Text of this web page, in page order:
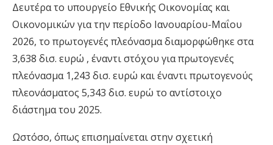
Δευτέρα το υπουργείο Εθνικής Οικονομίας και
Οικονομικών για την περίοδο Ιανουαρίου-Μαΐου
2026, το πρωτογενές πλεόνασμα διαμορφώθηκε στα
3,638 δισ. ευρώ , έναντι στόχου για πρωτογενές
πλεόνασμα 1,243 δισ. ευρώ και έναντι πρωτογενούς
πλεονάσματος 5,343 δισ. ευρώ το αντίστοιχο
διάστημα του 2025.
Ωστόσο, όπως επισημαίνεται στην σχετική